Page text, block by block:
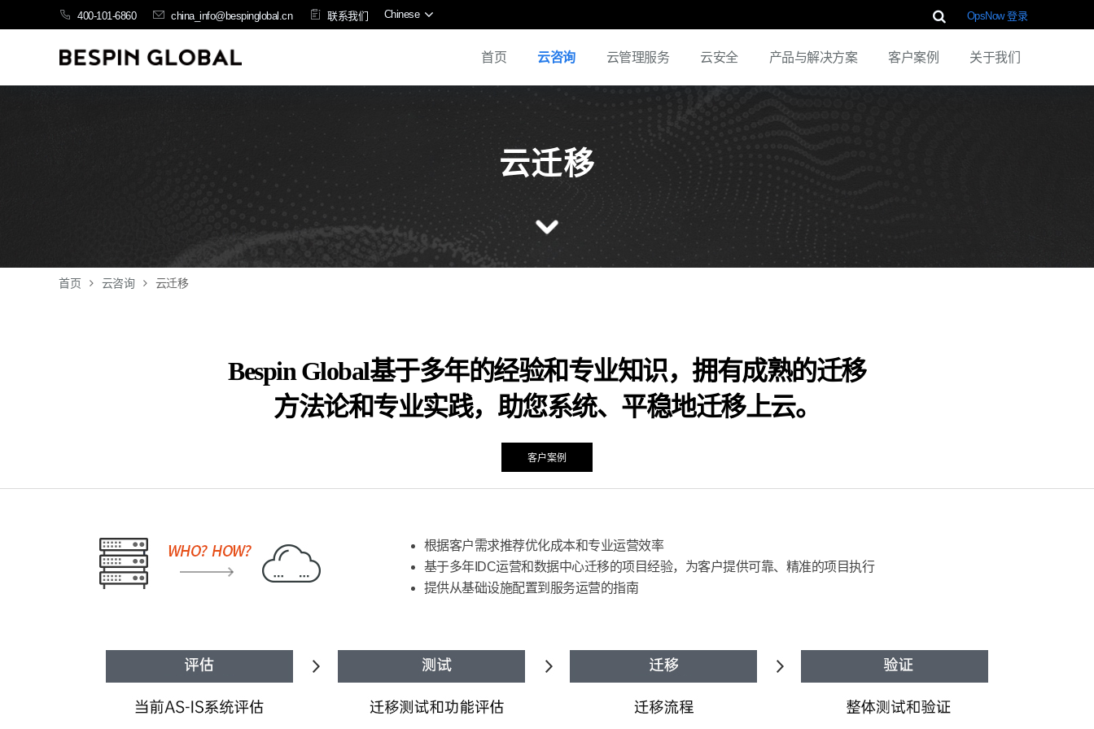
400-101-6860 china_info@bespinglobal.cn 联系我们 Chinese OpsNow 登录
首页 云咨询 云管理服务 云安全 产品与解决方案 客户案例 关于我们
云迁移
首页 云咨询 云迁移
Bespin Global基于多年的经验和专业知识，拥有成熟的迁移
方法论和专业实践，助您系统、平稳地迁移上云。
客户案例
根据客户需求推荐优化成本和专业运营效率
基于多年IDC运营和数据中心迁移的项目经验，为客户提供可靠、精准的项目执行
提供从基础设施配置到服务运营的指南